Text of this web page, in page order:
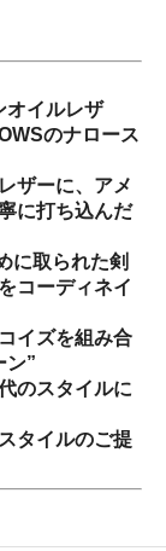
オイルレザ
のナロース
ザーに、アメ
に打ち込んだ
に取られた剣
コーディネイ
イズを組み合
ン”
のスタイルに
タイルのご提